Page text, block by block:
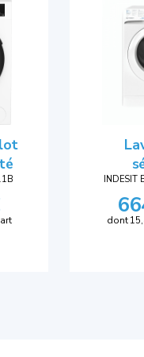
INDESIT
dont